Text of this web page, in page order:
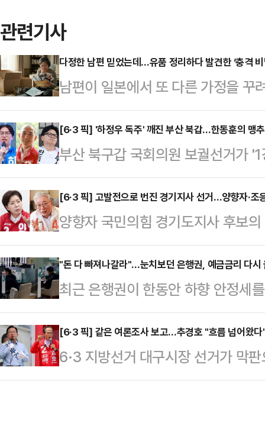
관련기사
다정한 남편 믿었는데…유품 정리하다 발견한 ‘충격 비
남편이 일본에서 또 다른 가정을 꾸
상간녀를 상대로 손해배상 청구가
오 ‘조인섭 변호사의 상담소’에는
알게 된 여성 A씨의 사연이 소개됐
기며 자기 관리가 철저한 사람이었
만큼 다정한 남편이었다”고 말했다
의 중역으로 반도체 제조 장비와 정
을 했다”며 “…
[6·3 픽] '하정우 독주' 깨진 부산 북갑…한동훈의 맹
부산 북구갑 국회의원 보궐선거가
다. 그 속도는 매우 빨랐다. 이재명
더불어민주당 부산시장 후보의 후
는 듯했지만, 선거가 중반을 넘어서
쪽으로 옮겨붙는 분위기다.26일 정
서치가 부산일보 의뢰로 지난
여론조사 결과 한동훈 후보는
(34.0%)와 오…
[6·3 픽] 고발전으로 번진 경기지사 선거…양향자·조
양향자 국민의힘 경기도지사 후보
조응천 개혁신당 후보 간 신경전이
너간 분위기다.조응천 후보 캠프는
양향자 후보의 학력·학위 허위사실
앙선관위에 이의제기서를 제출했
태는 피선거권 박탈까지 이를 수 있
격 자체가 없다"며 "허위 포장으로
반드시 뿌리 뽑아야 한다…
"돈 다 빠져나갈라"…눈치보던 은행권, 예금금리 다시
최근 은행권이 한동안 하향 안정세
다.증시 강세 여파로 시중 자금이
하자, 급격한 수신 이탈을 방어하기
된다.26일 금융권에 따르면 주요
신 상품의 금리를 잇달아 상향 조정
[6·3 픽] 같은 여론조사 보고…추경호 "흐름 넘어왔
6·3 지방선거 대구시장 선거가 막
후보와 추경호 국민의힘 후보 양 캠